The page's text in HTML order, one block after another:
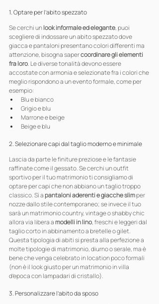
1. Optare per l’abito spezzato
Se cerchi un look informale ed elegante, puoi
scegliere di indossare un abito spezzato dove
giacca e pantaloni presentano colori differenti ma
attenzione, bisogna saper coordinare gli elementi
fra loro. Le diverse tonalità devono essere
accostate con armonia e selezionate fra i colori che
meglio rispondono a un evento formale, come per
esempio:
Blu e bianco
Grigio e blu
Marrone e beige
Beige e blu
2. Selezionare capi dal taglio moderno e minimale
Lascia da parte le finiture preziose e le fantasie
raffinate come il gessato. Se cerchi un outfit
sportivo per il tuo matrimonio ti consigliamo di
optare per capi che non abbiano un taglio troppo
classico. Sì a pantaloni aderenti e giacche slim per
nozze dallo stile contemporaneo; se invece il tuo
sarà un matrimonio country, vintage o shabby chic
allora via libera a modelli in lino, freschi e leggeri dal
taglio corto in abbinamento a bretelle o gilet.
Questa tipologia di abiti si presta alla perfezione a
molte tipologie di matrimonio, diurno o serale, ma è
bene che venga celebrato in location poco formali
(non è il look giusto per un matrimonio in villa
d’epoca con lampadari di cristallo).
3. Personalizzare l’abito da sposo